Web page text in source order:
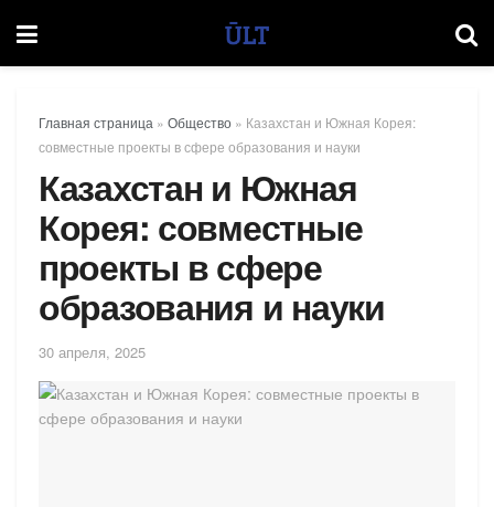
Главная страница » Общество » Казахстан и Южная Корея:
совместные проекты в сфере образования и науки
Казахстан и Южная
Корея: совместные
проекты в сфере
образования и науки
30 апреля, 2025